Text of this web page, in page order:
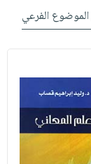
الفرعي